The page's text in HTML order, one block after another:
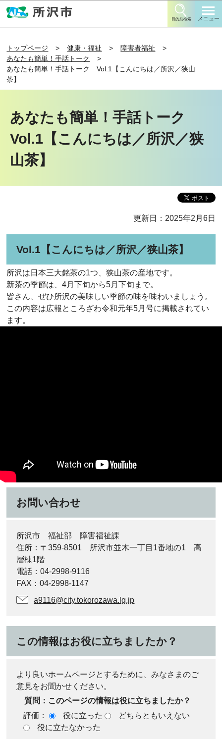
目的別検索 メニュー
トップページ 健康・福祉
障害者福祉
あなたも簡単！手話トーク
あなたも簡単！手話トーク Vol.1【こんにちは／所沢／狭山
茶】
あなたも簡単！手話トーク
Vol.1【こんにちは／所沢／狭
山茶】
更新日：2025年2月6日
Vol.1【こんにちは／所沢／狭山茶】
所沢は日本三大銘茶の1つ、狭山茶の産地です。
新茶の季節は、4月下旬から5月下旬まで。
皆さん、ぜひ所沢の美味しい季節の味を味わいましょう。
この内容は広報ところざわ令和元年5月号に掲載されてい
ます。
お問い合わせ
所沢市 福祉部 障害福祉課
住所：〒359-8501 所沢市並木一丁目1番地の1 高
層棟1階
電話：04-2998-9116
FAX：04-2998-1147
a9116@city.tokorozawa.lg.jp
この情報はお役に立ちましたか？
より良いホームページとするために、みなさまのご
意見をお聞かせください。
質問：このページの情報は役に立ちましたか？
評価：
役に立った
どちらともいえない
役に立たなかった